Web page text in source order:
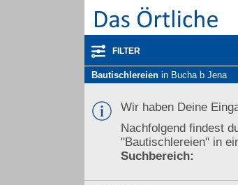
FILTER
Bautischlereien in Bucha b Jena
Wir haben Deine
Nachfolgend findest
"Bautischlereien" in
Suchbereich: